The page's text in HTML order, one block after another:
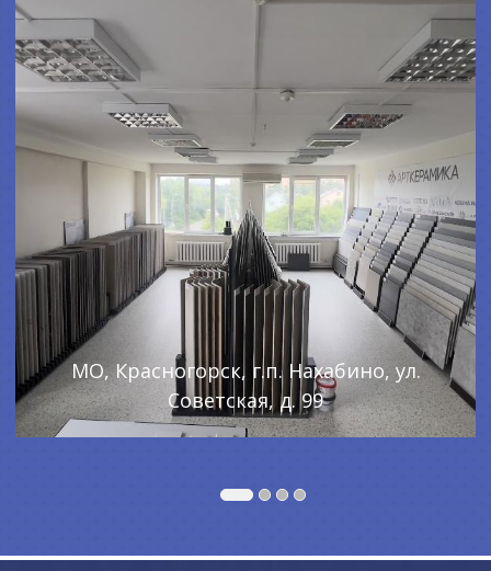
МО, Красногорск, г.п. Нахабино, ул.
Советская, д. 99